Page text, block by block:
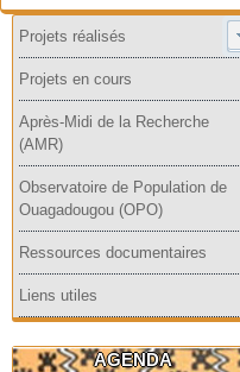
Projets réalisés
Projets en cours
Après-Midi de la Recherche
(AMR)
Observatoire de Population de
Ouagadougou (OPO)
Ressources documentaires
Liens utiles
AGENDA